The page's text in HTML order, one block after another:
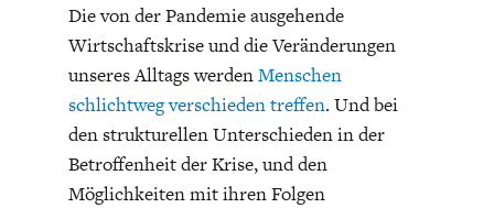
Die von der Pandemie ausgehende
Wirtschaftskrise und die Veränderungen
unseres Alltags werdenMenschen
schlichtweg verschieden treffen. Und bei
den strukturellen Unterschieden in der
Betroffenheit der Krise, und den
Möglichkeiten mit ihren Folgen